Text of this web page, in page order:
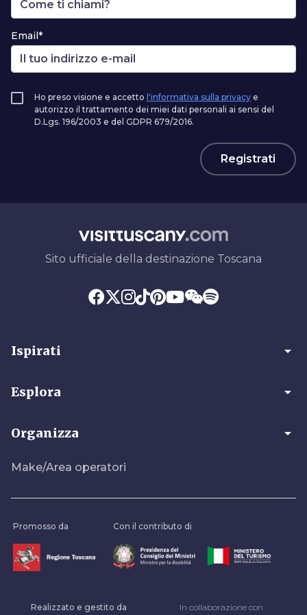
Email*
Ho preso visione e accetto l'informativa sulla privacy e
autorizzo il trattamento dei miei dati personali ai sensi del
D.Lgs. 196/2003 e del GDPR 679/2016.
Registrati
Sito ufficiale della destinazione Toscana
Ispirati arrow_drop_down
Esplora arrow_drop_down
Organizza arrow_drop_down
Make/Area operatori
Promosso da Con il contributo di
Realizzato e gestito da In collaborazione con